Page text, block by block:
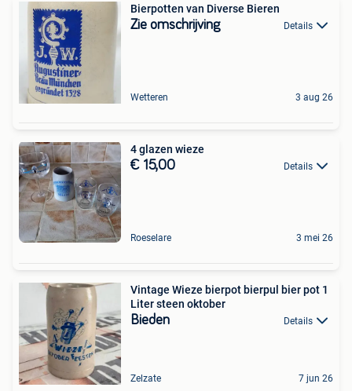
Bierpotten van Diverse Bieren
Zie omschrijving Details
Wetteren 3 aug 26
4 glazen wieze
€ 15,00 Details
Roeselare 3 mei 26
Vintage Wieze bierpot bierpul bier pot 1
Liter steen oktober
Bieden Details
Zelzate 7 jun 26